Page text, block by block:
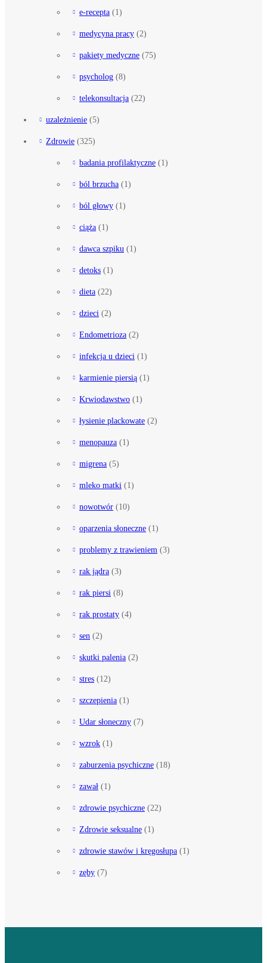
e-recepta (1)
medycyna pracy (2)
pakiety medyczne (75)
psycholog (8)
telekonsultacja (22)
uzależnienie (5)
Zdrowie (325)
badania profilaktyczne (1)
ból brzucha (1)
ból głowy (1)
ciąża (1)
dawca szpiku (1)
detoks (1)
dieta (22)
dzieci (2)
Endometrioza (2)
infekcja u dzieci (1)
karmienie piersią (1)
Krwiodawstwo (1)
łysienie plackowate (2)
menopauza (1)
migrena (5)
mleko matki (1)
nowotwór (10)
oparzenia słoneczne (1)
problemy z trawieniem (3)
rak jądra (3)
rak piersi (8)
rak prostaty (4)
sen (2)
skutki palenia (2)
stres (12)
szczepienia (1)
Udar słoneczny (7)
wzrok (1)
zaburzenia psychiczne (18)
zawał (1)
zdrowie psychiczne (22)
Zdrowie seksualne (1)
zdrowie stawów i kręgosłupa (1)
zęby (7)